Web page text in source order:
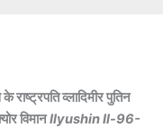
राष्ट्रपति व्लादिमीर पुतिन
विमानIlyushin Il-96-